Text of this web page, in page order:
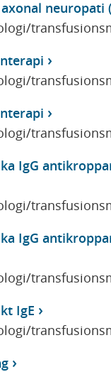
neuropati
IgG
IgG
IgE